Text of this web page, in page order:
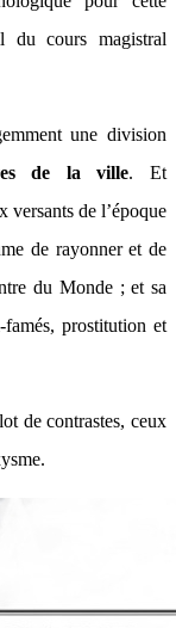
du cours magistral
une division
de la ville. Et
versants de l’époque
de rayonner et de
du Monde ; et sa
famés, prostitution et
de contrastes, ceux